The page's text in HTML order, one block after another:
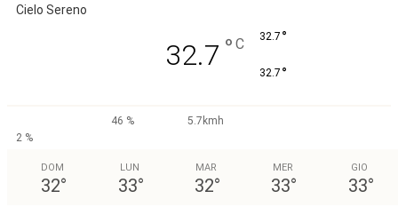
Cielo Sereno
32.7 ° C 32.7 °
32.7 °
46 %
5.7kmh
2 %
DOM
32°
LUN
33°
MAR
32°
MER
33°
GIO
33°